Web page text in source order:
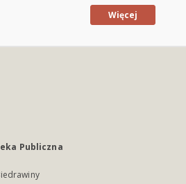
Więcej
Publiczna